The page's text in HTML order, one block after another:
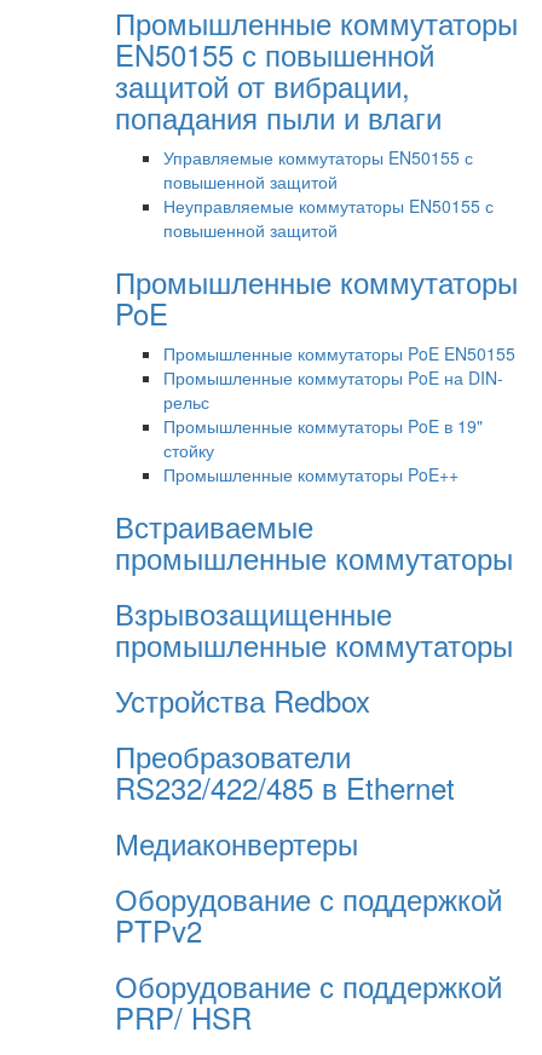
Промышленные коммутаторы
EN50155 с повышенной
защитой от вибрации,
попадания пыли и влаги
Управляемые коммутаторы EN50155 с
повышенной защитой
Неуправляемые коммутаторы EN50155 с
повышенной защитой
Промышленные коммутаторы
PoE
Промышленные коммутаторы PoE EN50155
Промышленные коммутаторы PoE на DIN-
рельс
Промышленные коммутаторы PoE в 19"
стойку
Промышленные коммутаторы PoE++
Встраиваемые
промышленные коммутаторы
Взрывозащищенные
промышленные коммутаторы
Устройства Redbox
Преобразователи
RS232/422/485 в Ethernet
Медиаконвертеры
Оборудование с поддержкой
PTPv2
Оборудование с поддержкой
PRP/ HSR